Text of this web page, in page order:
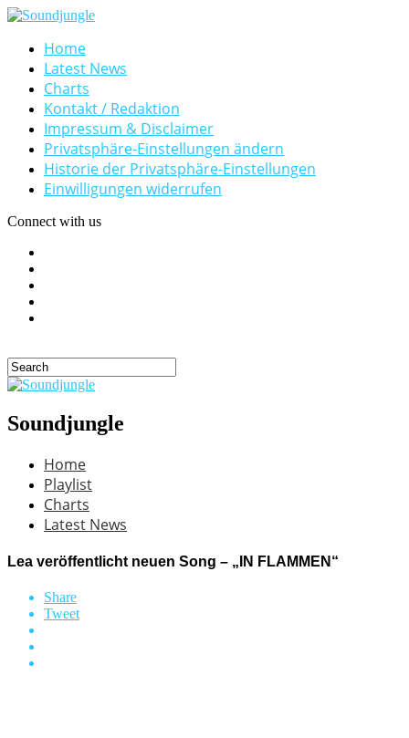
Home
Latest News
Charts
Kontakt / Redaktion
Impressum & Disclaimer
Privatsphäre-Einstellungen ändern
Historie der Privatsphäre-Einstellungen
Einwilligungen widerrufen
Connect with us
Soundjungle
Home
Playlist
Charts
Latest News
Lea veröffentlicht neuen Song – „IN FLAMMEN“
Share
Tweet